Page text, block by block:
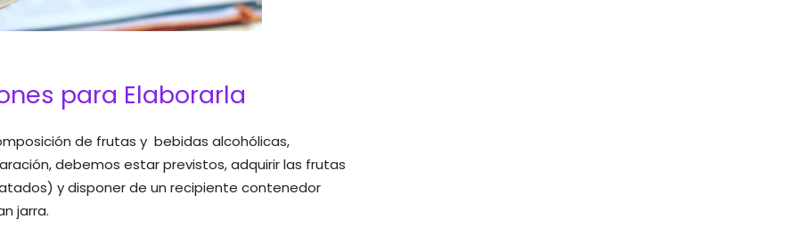
para Elaborarla
de frutas y bebidas alcohólicas,
debemos estar previstos, adquirir las frutas
y disponer de un recipiente contenedor
jarra.